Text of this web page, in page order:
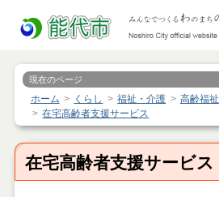
現在のページ
ホーム くらし 福祉・介護
高齢福祉
在宅高齢者支援サービス
在宅高齢者支援サービス